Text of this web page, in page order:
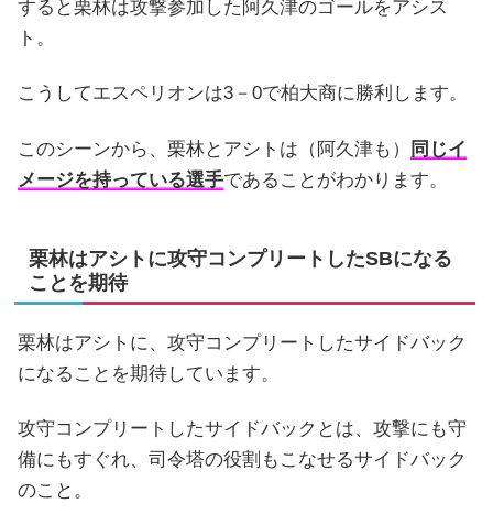
すると栗林は攻撃参加した阿久津のゴールをアシス
ト。
こうしてエスペリオンは3－0で柏大商に勝利します。
このシーンから、栗林とアシトは（阿久津も）
同じイ
メージを持っている選手であることがわかります。
栗林はアシトに攻守コンプリートしたSBになる
ことを期待
栗林はアシトに、攻守コンプリートしたサイドバック
になることを期待しています。
攻守コンプリートしたサイドバックとは、攻撃にも守
備にもすぐれ、司令塔の役割もこなせるサイドバック
のこと。